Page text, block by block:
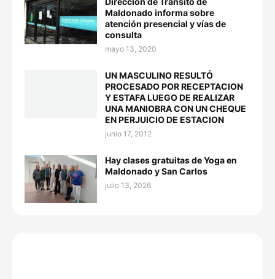
Maldonado informa sobre
atención presencial y vías de
consulta
mayo 13, 2020
UN MASCULINO RESULTÓ
PROCESADO POR RECEPTACION
Y ESTAFA LUEGO DE REALIZAR
UNA MANIOBRA CON UN CHEQUE
EN PERJUICIO DE ESTACION
junio 17, 2012
Hay clases gratuitas de Yoga en
Maldonado y San Carlos
julio 13, 2026